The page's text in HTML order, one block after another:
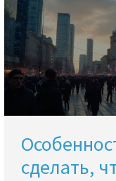
сделать,